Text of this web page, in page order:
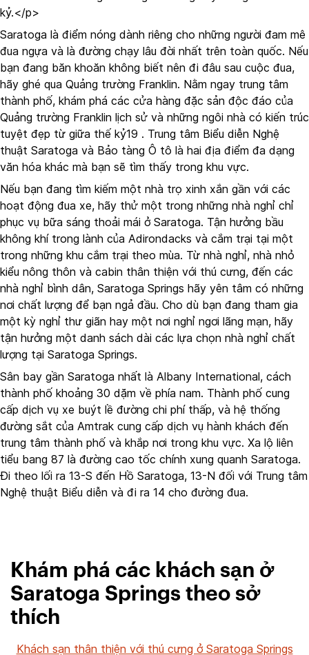
kỷ.</p>
Saratoga là điểm nóng dành riêng cho những người đam mê
đua ngựa và là đường chạy lâu đời nhất trên toàn quốc. Nếu
bạn đang băn khoăn không biết nên đi đâu sau cuộc đua,
hãy ghé qua Quảng trường Franklin. Nằm ngay trung tâm
thành phố, khám phá các cửa hàng đặc sản độc đáo của
Quảng trường Franklin lịch sử và những ngôi nhà có kiến trúc
tuyệt đẹp từ giữa thế kỷ19 . Trung tâm Biểu diễn Nghệ
thuật Saratoga và Bảo tàng Ô tô là hai địa điểm đa dạng
văn hóa khác mà bạn sẽ tìm thấy trong khu vực.
Nếu bạn đang tìm kiếm một nhà trọ xinh xắn gần với các
hoạt động đua xe, hãy thử một trong những nhà nghỉ chỉ
phục vụ bữa sáng thoải mái ở Saratoga. Tận hưởng bầu
không khí trong lành của Adirondacks và cắm trại tại một
trong những khu cắm trại theo mùa. Từ nhà nghỉ, nhà nhỏ
kiểu nông thôn và cabin thân thiện với thú cưng, đến các
nhà nghỉ bình dân, Saratoga Springs hãy yên tâm có những
nơi chất lượng để bạn ngả đầu. Cho dù bạn đang tham gia
một kỳ nghỉ thư giãn hay một nơi nghỉ ngơi lãng mạn, hãy
tận hưởng một danh sách dài các lựa chọn nhà nghỉ chất
lượng tại Saratoga Springs.
Sân bay gần Saratoga nhất là Albany International, cách
thành phố khoảng 30 dặm về phía nam. Thành phố cung
cấp dịch vụ xe buýt lề đường chi phí thấp, và hệ thống
đường sắt của Amtrak cung cấp dịch vụ hành khách đến
trung tâm thành phố và khắp nơi trong khu vực. Xa lộ liên
tiểu bang 87 là đường cao tốc chính xung quanh Saratoga.
Đi theo lối ra 13-S đến Hồ Saratoga, 13-N đối với Trung tâm
Nghệ thuật Biểu diễn và đi ra 14 cho đường đua.
Khám phá các khách sạn ở
Saratoga Springs theo sở
thích
Khách sạn thân thiện với thú cưng ở Saratoga Springs